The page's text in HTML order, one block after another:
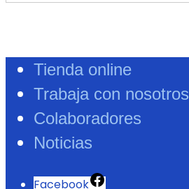
Tienda online
Trabaja con nosotros
Colaboradores
Noticias
Facebook